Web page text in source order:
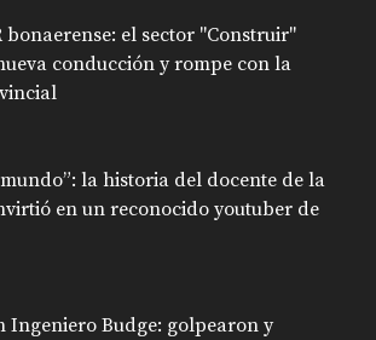
bonaerense: el sector "Construir"
conducción y rompe con la
la historia del docente de la
en un reconocido youtuber de
Ingeniero Budge: golpearon y